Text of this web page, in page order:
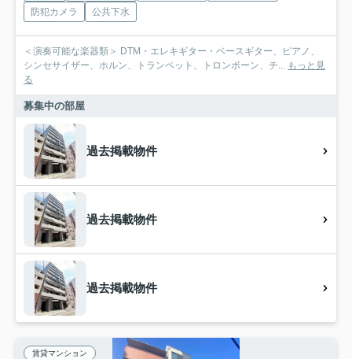
防犯カメラ
公共下水
＜演奏可能な楽器類＞ DTM・エレキギター・ベースギター、ピアノ、
シンセサイザー、ホルン、トランペット、トロンボーン、チ... もっと見
る
募集中の部屋
過去掲載物件
過去掲載物件
過去掲載物件
賃貸マンション